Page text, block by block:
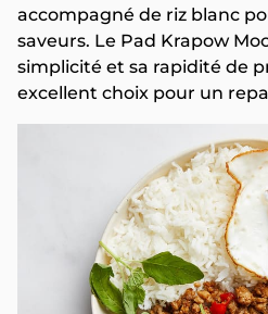
accompagné de riz blanc
saveurs. Le Pad Krapow
simplicité et sa rapidité de
excellent choix pour un